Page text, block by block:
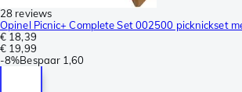
28 reviews
Opinel Picnic+ Complete Set 002500 picknickset
€ 18,39
€ 19,99
-8%Bespaar 1,60